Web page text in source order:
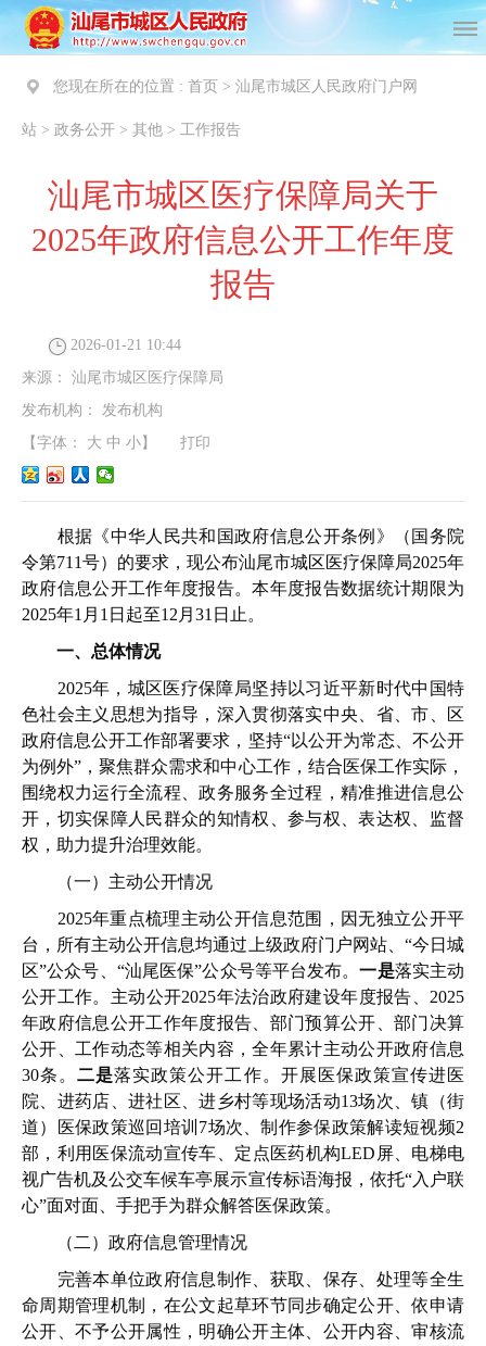
您现在所在的位置 : 首页 > 汕尾市城区人民政府门户网
站 > 政务公开 > 其他 > 工作报告
汕尾市城区医疗保障局关于
2025年政府信息公开工作年度
报告
2026-01-21 10:44
来源： 汕尾市城区医疗保障局
发布机构： 发布机构
【字体： 大 中 小 】 打印
根据《中华人民共和国政府信息公开条例》（国务院
令第711号）的要求，现公布汕尾市城区医疗保障局2025年
政府信息公开工作年度报告。本年度报告数据统计期限为
2025年1月1日起至12月31日止。
一、总体情况
2025年，城区医疗保障局坚持以习近平新时代中国特
色社会主义思想为指导，深入贯彻落实中央、省、市、区
政府信息公开工作部署要求，坚持“以公开为常态、不公开
为例外”，聚焦群众需求和中心工作，结合医保工作实际，
围绕权力运行全流程、政务服务全过程，精准推进信息公
开，切实保障人民群众的知情权、参与权、表达权、监督
权，助力提升治理效能。
（一）主动公开情况
2025年重点梳理主动公开信息范围，因无独立公开平
台，所有主动公开信息均通过上级政府门户网站、“今日城
区”公众号、“汕尾医保”公众号等平台发布。一是落实主动
公开工作。主动公开2025年法治政府建设年度报告、2025
年政府信息公开工作年度报告、部门预算公开、部门决算
公开、工作动态等相关内容，全年累计主动公开政府信息
30条。二是落实政策公开工作。开展医保政策宣传进医
院、进药店、进社区、进乡村等现场活动13场次、镇（街
道）医保政策巡回培训7场次、制作参保政策解读短视频2
部，利用医保流动宣传车、定点医药机构LED屏、电梯电
视广告机及公交车候车亭展示宣传标语海报，依托“入户联
心”面对面、手把手为群众解答医保政策。
（二）政府信息管理情况
完善本单位政府信息制作、获取、保存、处理等全生
命周期管理机制，在公文起草环节同步确定公开、依申请
公开、不予公开属性，明确公开主体、公开内容、审核流